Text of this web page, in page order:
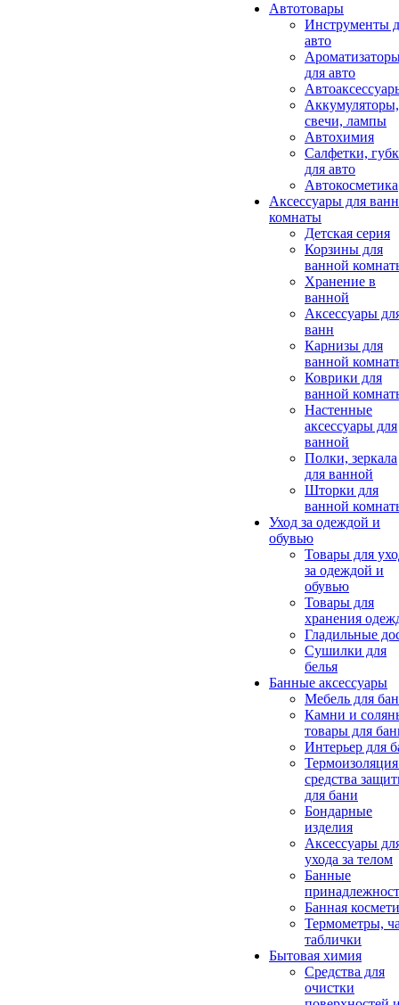
Автотовары
Инструменты
авто
для авто
Аккумуляторы,
свечи, лампы
Автохимия
Салфетки,
для авто
Автокосметика
Аксессуары для
комнаты
Детская серия
Корзины для
ванной
Хранение в
ванной
Аксессуары
ванн
Карнизы для
ванной
Коврики для
ванной
Настенные
аксессуары для
ванной
Полки, зеркала
для ванной
Шторки для
ванной
Уход за одеждой и
обувью
Товары для
за одеждой и
обувью
Товары для
хранения
Гладильные
Сушилки для
белья
Банные аксессуары
Мебель для
Камни и
товары для
Интерьер для
средства
для бани
Бондарные
изделия
Аксеcсуары
ухода за телом
Банные
Банная
Термометры,
таблички
Бытовая химия
Средства для
очистки